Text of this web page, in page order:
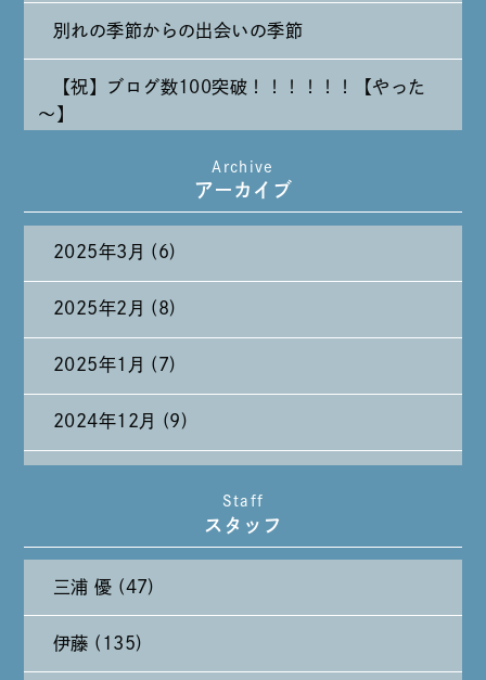
別れの季節からの出会いの季節
【祝】ブログ数100突破！！！！！！【やった
～】
たまには純喫茶なんて～～～
Archive
アーカイブ
2025年3月 (6)
2025年2月 (8)
2025年1月 (7)
2024年12月 (9)
2024年9月 (11)
2024年8月 (11)
Staff
スタッフ
三浦 優 (47)
伊藤 (135)